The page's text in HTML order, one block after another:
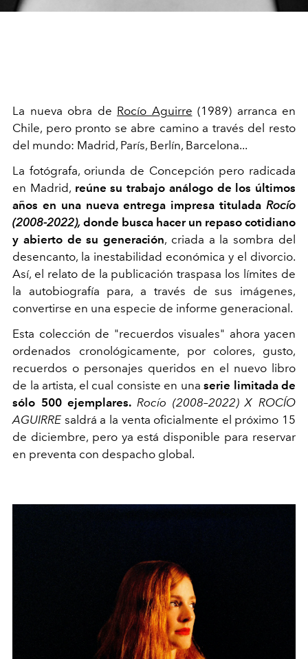
La nueva obra de Rocío Aguirre (1989) arranca en
Chile, pero pronto se abre camino a través del resto
del mundo: Madrid, París, Berlín, Barcelona...
La fotógrafa, oriunda de Concepción pero radicada
en Madrid, reúne su trabajo análogo de los últimos
años en una nueva entrega impresa titulada Rocío
(2008-2022), donde busca hacer un repaso cotidiano
y abierto de su generación, criada a la sombra del
desencanto, la inestabilidad económica y el divorcio.
Así, el relato de la publicación traspasa los límites de
la autobiografía para, a través de sus imágenes,
convertirse en una especie de informe generacional.
Esta colección de "recuerdos visuales" ahora yacen
ordenados cronológicamente, por colores, gusto,
recuerdos o personajes queridos en el nuevo libro
de la artista, el cual consiste en una serie limitada de
sólo 500 ejemplares. Rocío (2008–2022) X ROCÍO
AGUIRRE saldrá a la venta oficialmente el próximo 15
de diciembre, pero ya está disponible para reservar
en preventa con despacho global.